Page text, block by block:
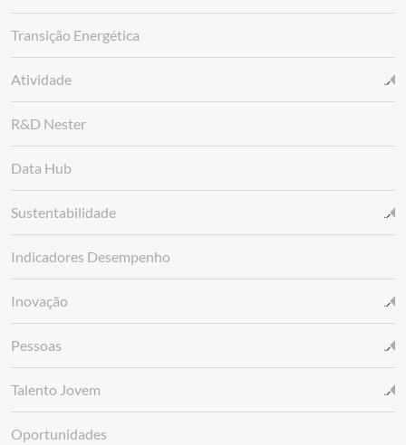
Transição Energética
Atividade
R&D Nester
Data Hub
Sustentabilidade
Indicadores Desempenho
Inovação
Pessoas
Talento Jovem
Oportunidades